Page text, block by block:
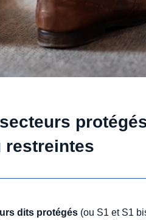
restreintes
dits protégés (ou S1 et S1